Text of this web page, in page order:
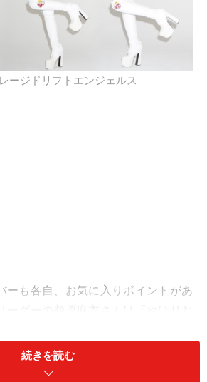
ージドリフトエンジェルス
ーも各自、お気に入りポイントがあ
思います。是非、見慣れてくださ
は「私、カチューシャがもともと好
続きを読む